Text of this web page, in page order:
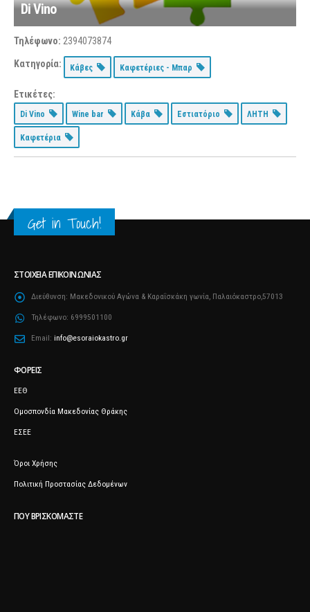
Di Vino
Τηλέφωνο: 2394073874
Κατηγορία: Κάβες Καφετέριες - Μπαρ
Ετικέτες:
Di Vino Wine bar Κάβα Εστιατόριο ΛΗΤΗ
Καφετέρια
Get in Touch!
ΣΤΟΙΧΕΊΑ ΕΠΙΚΟΙΝΩΝΊΑΣ
Διεύθυνση: Μακεδονικού Αγώνα & Καραΐσκάκη γωνία, Παλαιόκαστρο,57013
Τηλέφωνο: 6999501100
Email: info@esoraiokastro.gr
ΦΟΡΕΊΣ
ΕΕΘ
Ομοσπονδία Μακεδονίας Θράκης
ΕΣΕΕ
Όροι Χρήσης
Πολιτική Προστασίας Δεδομένων
ΠΟΥ ΒΡΙΣΚΌΜΑΣΤΕ